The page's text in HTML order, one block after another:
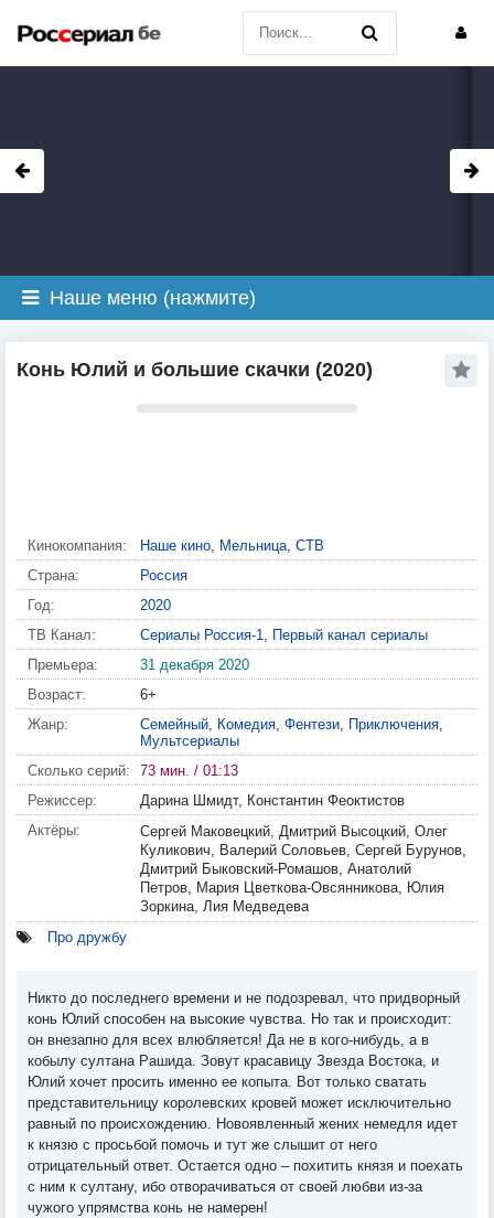
Наше меню (нажмите)
Конь Юлий и большие скачки (2020)
Кинокомпания: Наше кино, Мельница, СТВ
Страна:
Россия
Год:
2020
ТВ Канал:
Сериалы Россия-1, Первый канал сериалы
Премьера:
31 декабря 2020
Возраст:
6+
Жанр:
Семейный, Комедия, Фентези, Приключения,
Мультсериалы
Сколько серий:
73 мин. / 01:13
Режиссер:
Дарина Шмидт, Константин Феоктистов
Актёры:
Сергей Маковецкий, Дмитрий Высоцкий, Олег
Куликович, Валерий Соловьев, Сергей Бурунов,
Дмитрий Быковский-Ромашов, Анатолий
Петров, Мария Цветкова-Овсянникова, Юлия
Зоркина, Лия Медведева
Про дружбу
Никто до последнего времени и не подозревал, что придворный
конь Юлий способен на высокие чувства. Но так и происходит:
он внезапно для всех влюбляется! Да не в кого-нибудь, а в
кобылу султана Рашида. Зовут красавицу Звезда Востока, и
Юлий хочет просить именно ее копыта. Вот только сватать
представительницу королевских кровей может исключительно
равный по происхождению. Новоявленный жених немедля идет
к князю с просьбой помочь и тут же слышит от него
отрицательный ответ. Остается одно – похитить князя и поехать
с ним к султану, ибо отворачиваться от своей любви из-за
чужого упрямства конь не намерен!